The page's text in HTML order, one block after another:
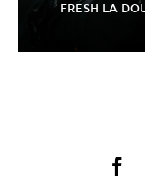
FRESH LA